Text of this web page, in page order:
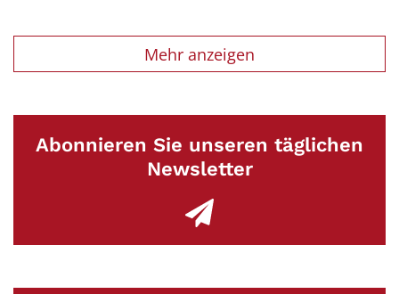
Mehr anzeigen
Abonnieren Sie unseren täglichen
Newsletter